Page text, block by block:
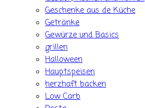
Geschenke aus de Küche
Getränke
Gewürze und Basics
grillen
Halloween
Hauptspeisen
herzhaft backen
Low Carb